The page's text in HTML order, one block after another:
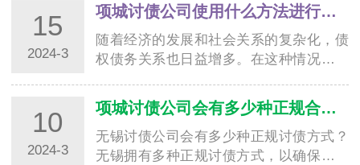
15
2024-3
项城讨债公司使用什么方法进行合法清收追账
随着经济的发展和社会关系的复杂化，债
权债务关系也日益增多。在这种情况下，
构，扮演…
10
2024-3
项城讨债公司会有多少种正规合法要账方式？
无锡讨债公司会有多少种正规讨债方式？
无锡拥有多种正规讨债方式，以确保债务